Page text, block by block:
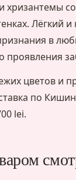
хризантемы
Лёгкий
в
проявления
цветов и
по
lei.